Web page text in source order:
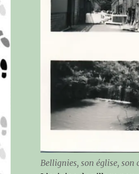
Bellignies, son église, son